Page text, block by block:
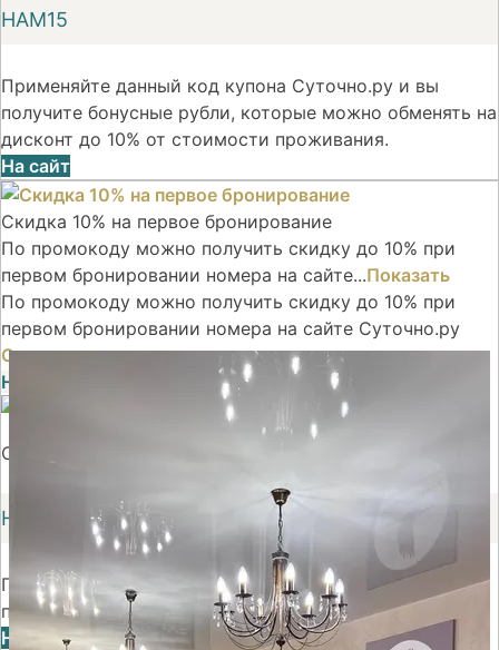
НАМ15
Применяйте данный код купона Суточно.ру и вы
получите бонусные рубли, которые можно обменять на
дисконт до 10% от стоимости проживания.
На сайт
Скидка 10% на первое бронирование
По промокоду можно получить скидку до 10% при
первом бронировании номера на сайте...Показать
По промокоду можно получить скидку до 10% при
первом бронировании номера на сайте Суточно.ру
Скрыть
НАМ15
Скидка 10% на первое бронирование
НАМ15
По промокоду можно получить скидку до 10% при
первом бронировании номера на сайте Суточно.ру
На сайт